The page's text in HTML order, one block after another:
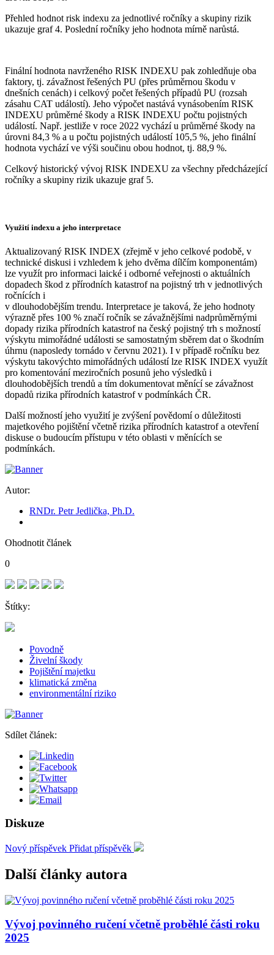
Přehled hodnot risk indexu za jednotlivé ročníky a skupiny rizik
ukazuje graf 4. Poslední ročníky jeho hodnota mírně narůstá.
Finální hodnota navrženého RISK INDEXU pak zohledňuje oba
faktory, tj. závažnost řešených PU (přes průměrnou škodu v
dnešních cenách) i celkový počet řešených případů PU (rozsah
zásahu CAT událostí). Jeho výpočet nastává vynásobením RISK
INDEXU průměrné škody a RISK INDEXU počtu pojistných
událostí. Např. jestliže v roce 2022 vychází u průměrné škody na
úrovni 84,3 % a u počtu pojistných událostí 105,5 %, jeho finální
hodnota vychází ve výši součinu obou hodnot, tj. 88,9 %.
Celkový historický vývoj RISK INDEXU za všechny předcházející
ročníky a skupiny rizik ukazuje graf 5.
Využití indexu a jeho interpretace
Aktualizovaný RISK INDEX (zřejmě v jeho celkové podobě, v
technické diskusi i vzhledem k jeho dvěma dílčím komponentám)
lze využít pro informaci laické i odborné veřejnosti o aktuálních
dopadech škod z přírodních katastrof na pojistný trh v jednotlivých
ročnících i
v dlouhodobějším trendu. Interpretace je taková, že jeho hodnoty
výrazně přes 100 % značí ročník se závažnějšími nadprůměrnými
dopady rizika přírodních katastrof na český pojistný trh s možností
výskytu mimořádné události se samostatným sběrem dat o škodním
úhrnu (naposledy tornádo v červnu 2021). I v případě ročníku bez
výskytu takovýchto mimořádných událostí lze RISK INDEX využít
pro komentování meziročních posunů jeho výsledků i
dlouhodobějších trendů a tím dokumentovat měnící se závažnost
dopadů rizika přírodních katastrof v podmínkách ČR.
Další možností jeho využití je zvýšení povědomí o důležitosti
majetkového pojištění včetně rizika přírodních katastrof a otevření
diskuse o budoucím přístupu v této oblasti v měnících se
podmínkách.
Autor:
RNDr. Petr Jedlička, Ph.D.
Ohodnotit článek
0
Štítky:
Povodně
Živelní škody
Pojištění majetku
klimatická změna
environmentální riziko
Sdílet článek:
Diskuze
Nový příspěvek Přidat příspěvěk
Další články autora
Vývoj povinného ručení včetně proběhlé části roku
2025